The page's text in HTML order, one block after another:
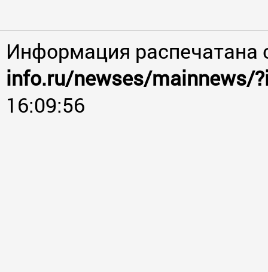
Информация
info.ru/newses/mainnews/
16:09:56